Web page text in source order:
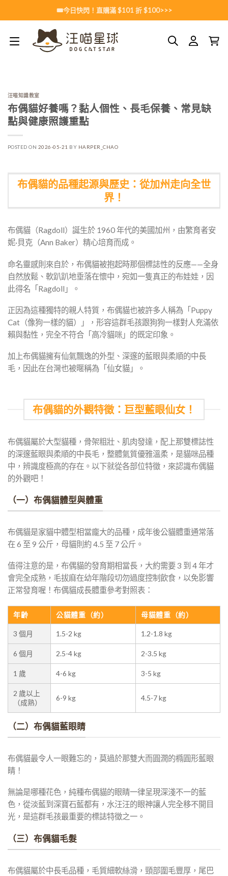
🎟️今日快閃！直購滿 $101 折 $100>>>
汪喵知識教室
布偶貓好養嗎？黏人個性、長毛保養、常見缺
點與健康照護重點
POSTED ON 2026-05-21 BY HARPER_CHAO
布偶貓的品種起源與歷史：從加州走向全世
界！
布偶貓（Ragdoll）誕生於 1960 年代的美國加州，由繁育者安
妮·貝克（Ann Baker）精心培育而成。
命名靈感則來自於，布偶貓被抱起時那個標誌性的反應——全身
自然放鬆、軟趴趴地垂落在懷中，宛如一隻真正的布娃娃，因
此得名「Ragdoll」。
正因為這種獨特的親人特質，布偶貓也被許多人稱為「Puppy
Cat（像狗一樣的貓）」，形容這群毛孩跟狗狗一樣對人充滿依
賴與黏性，完全不符合「高冷貓咪」的既定印象。
加上布偶貓擁有仙氣飄逸的外型、深邃的藍眼與柔順的中長
毛，因此在台灣也被暱稱為「仙女貓」。
布偶貓的外觀特徵：巨型藍眼仙女！
布偶貓屬於大型貓種，骨架粗壯、肌肉發達，配上那雙標誌性
的深邃藍眼與柔順的中長毛，整體氣質優雅溫柔，是貓咪品種
中，辨識度極高的存在。以下就從各部位特徵，來認識布偶貓
的外觀吧！
（一）布偶貓體型與體重
布偶貓是家貓中體型相當龐大的品種，成年後公貓體重通常落
在 6 至 9 公斤，母貓則約 4.5 至 7 公斤。
值得注意的是，布偶貓的發育期相當長，大約需要 3 到 4 年才
會完全成熟，毛拔麻在幼年階段切勿過度控制飲食，以免影響
正常發育喔！布偶貓成長體重參考對照表：
年齡 公貓體重（約） 母貓體重（約）
3 個月 1.5-2 kg 1.2-1.8 kg
6 個月 2.5-4 kg 2-3.5 kg
1 歲 4-6 kg 3-5 kg
2 歲以上
（成熟）
6-9 kg 4.5-7 kg
（二）布偶貓藍眼睛
布偶貓最令人一眼難忘的，莫過於那雙大而圓潤的橢圓形藍眼
睛！
無論是哪種花色，純種布偶貓的眼睛一律呈現深淺不一的藍
色，從淡藍到深寶石藍都有，水汪汪的眼神讓人完全移不開目
光，是這群毛孩最重要的標誌特徵之一。
（三）布偶貓毛髮
布偶貓屬於中長毛品種，毛質細軟絲滑，頸部圍毛豐厚，尾巴